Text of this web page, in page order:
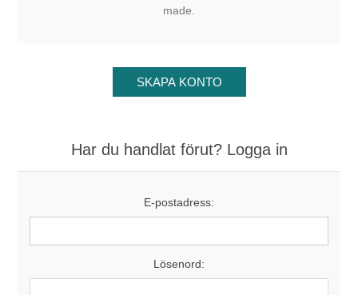
made.
Har du handlat förut? Logga in
E-postadress:
Lösenord: